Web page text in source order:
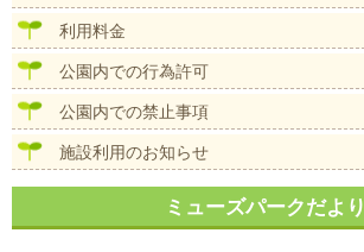
利用料金
公園内での行為許可
公園内での禁止事項
施設利用のお知らせ
ミューズパークだより